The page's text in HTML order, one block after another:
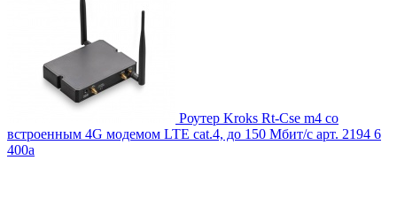
Роутер Kroks Rt-Cse m4 со
встроенным 4G модемом LTE cat.4, до 150 Мбит/с арт. 2194 6
400a